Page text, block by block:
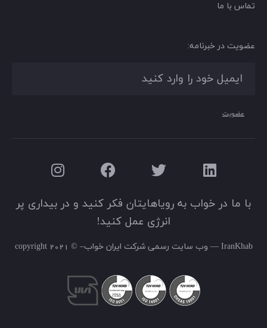
تماس با ما
عضویت در خبرنامه:
عضویت
با ما در خواب به رویاهایتان فکر کنید و در بیداری پر
انرژی عمل کنید!
IranKhab — وب سایت رسمی شرکت ایران خواب– © 2021 copyright